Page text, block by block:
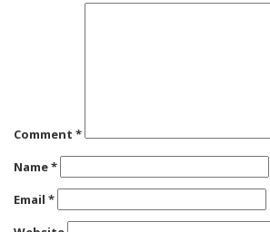
Comment *
Name*
Email *